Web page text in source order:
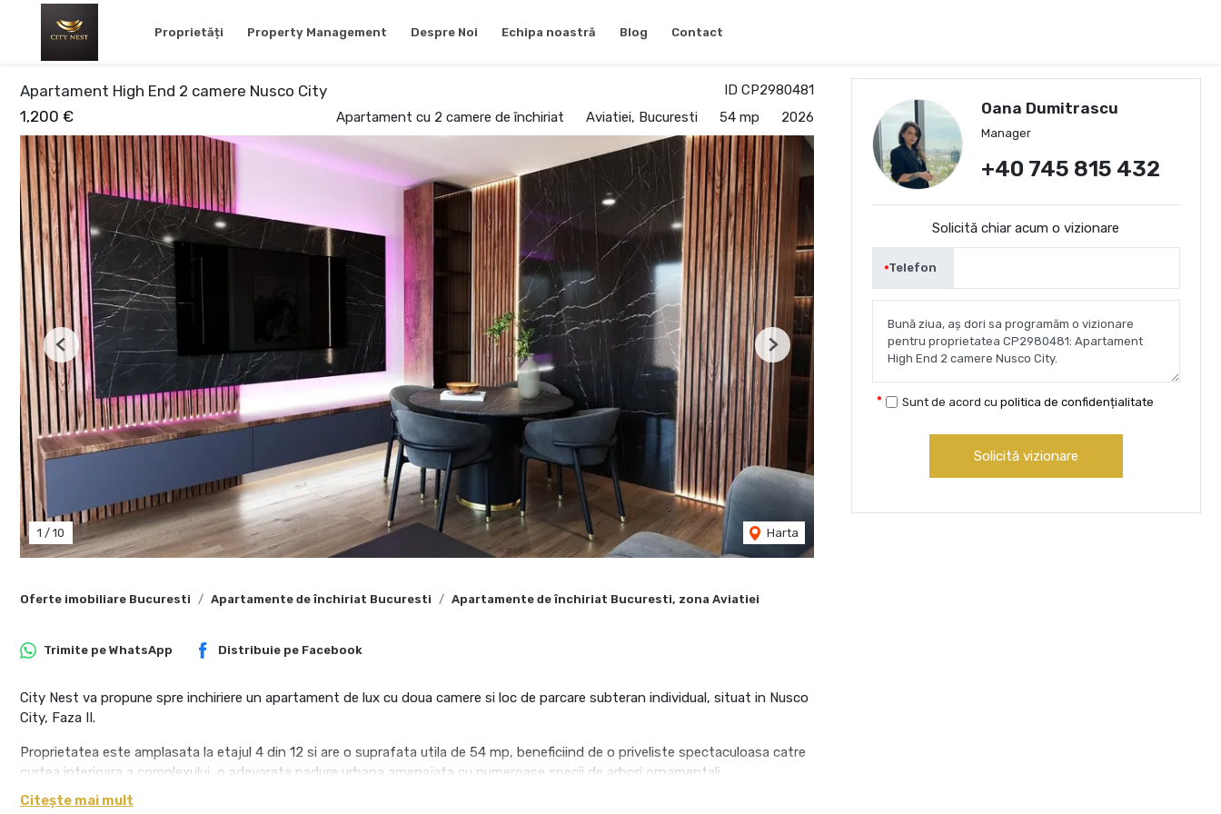
Proprietăți Property Management Despre Noi Echipa noastră Blog Contact
ID CP2980481
Apartament High End 2 camere Nusco City
1,200 €
Apartament cu 2 camere de închiriat Aviatiei, Bucuresti 54 mp 2026
1 / 10 Harta
Previous Next
Oferte imobiliare Bucuresti Apartamente de închiriat Bucuresti Apartamente de închiriat Bucuresti, zona Aviatiei
Trimite pe WhatsApp Distribuie pe Facebook
City Nest va propune spre inchiriere un apartament de lux cu doua camere si loc de parcare subteran individual, situat in Nusco
City, Faza II.
Proprietatea este amplasata la etajul 4 din 12 si are o suprafata utila de 54 mp, beneficiind de o priveliste spectaculoasa catre
curtea interioara a complexului, o adevarata padure urbana amenajata cu numeroase specii de arbori ornamentali.
Apartamentul impresioneaza prin nivelul ridicat al finisajelor si prin mobilierul realizat la comanda in Italia de catre Rovere Mobili,
Citește mai mult
Oana Dumitrascu
Manager
+40 745 815 432
Solicită chiar acum o vizionare
Telefon
Sunt de acord cu politica de confidențialitate
Solicită vizionare